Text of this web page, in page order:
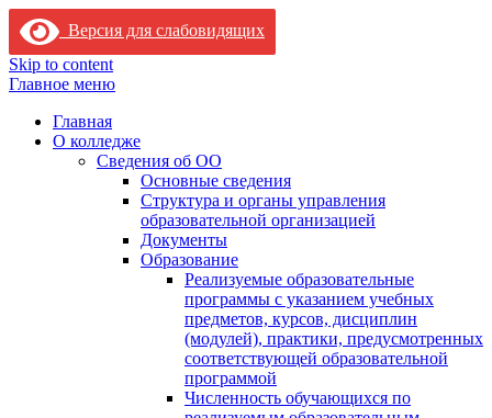
Версия для слабовидящих
Skip to content
Главное меню
Главная
О колледже
Сведения об ОО
Основные сведения
Структура и органы управления
образовательной организацией
Документы
Образование
Реализуемые образовательные
программы с указанием учебных
предметов, курсов, дисциплин
(модулей), практики, предусмотренных
соответствующей образовательной
программой
Численность обучающихся по